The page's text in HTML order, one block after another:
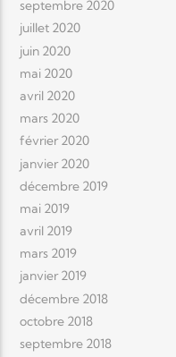
septembre 2020
juillet 2020
juin 2020
mai 2020
avril 2020
mars 2020
février 2020
janvier 2020
décembre 2019
mai 2019
avril 2019
mars 2019
janvier 2019
décembre 2018
octobre 2018
septembre 2018